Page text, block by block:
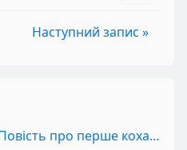
Наступний запис »
Вітька + Галя, або Повість про перше кохання